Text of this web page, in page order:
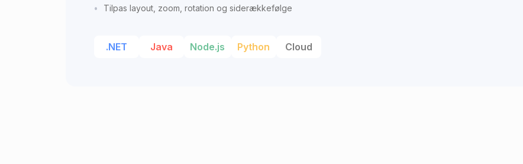
Tilpas layout, zoom, rotation og siderækkefølge
.NET Java Node.js Python Cloud